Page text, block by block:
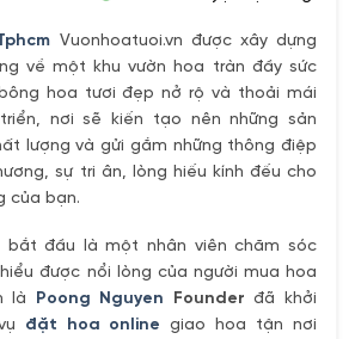
Vuonhoatuoi.vn được xây dựng
về một khu vườn hoa tràn đầy sức
hoa tươi đẹp nở rộ và thoải mái
nơi sẽ kiến tạo nên những sản
lượng và gửi gắm những thông điệp
sự tri ân, lòng hiếu kính đếu cho
của bạn.
bắt đầu là một nhân viên chăm sóc
được nổi lòng của người mua hoa
là
Poong Nguyen Founder đã khởi
đặt hoa online giao hoa tận nơi